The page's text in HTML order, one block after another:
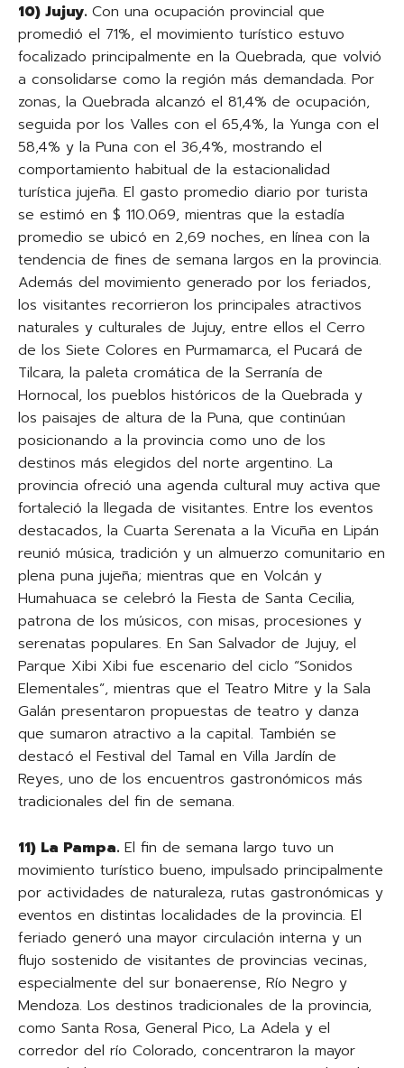
10) Jujuy. Con una ocupación provincial que
promedió el 71%, el movimiento turístico estuvo
focalizado principalmente en la Quebrada, que volvió
a consolidarse como la región más demandada. Por
zonas, la Quebrada alcanzó el 81,4% de ocupación,
seguida por los Valles con el 65,4%, la Yunga con el
58,4% y la Puna con el 36,4%, mostrando el
comportamiento habitual de la estacionalidad
turística jujeña. El gasto promedio diario por turista
se estimó en $ 110.069, mientras que la estadía
promedio se ubicó en 2,69 noches, en línea con la
tendencia de fines de semana largos en la provincia.
Además del movimiento generado por los feriados,
los visitantes recorrieron los principales atractivos
naturales y culturales de Jujuy, entre ellos el Cerro
de los Siete Colores en Purmamarca, el Pucará de
Tilcara, la paleta cromática de la Serranía de
Hornocal, los pueblos históricos de la Quebrada y
los paisajes de altura de la Puna, que continúan
posicionando a la provincia como uno de los
destinos más elegidos del norte argentino. La
provincia ofreció una agenda cultural muy activa que
fortaleció la llegada de visitantes. Entre los eventos
destacados, la Cuarta Serenata a la Vicuña en Lipán
reunió música, tradición y un almuerzo comunitario en
plena puna jujeña; mientras que en Volcán y
Humahuaca se celebró la Fiesta de Santa Cecilia,
patrona de los músicos, con misas, procesiones y
serenatas populares. En San Salvador de Jujuy, el
Parque Xibi Xibi fue escenario del ciclo “Sonidos
Elementales”, mientras que el Teatro Mitre y la Sala
Galán presentaron propuestas de teatro y danza
que sumaron atractivo a la capital. También se
destacó el Festival del Tamal en Villa Jardín de
Reyes, uno de los encuentros gastronómicos más
tradicionales del fin de semana.
11) La Pampa. El fin de semana largo tuvo un
movimiento turístico bueno, impulsado principalmente
por actividades de naturaleza, rutas gastronómicas y
eventos en distintas localidades de la provincia. El
feriado generó una mayor circulación interna y un
flujo sostenido de visitantes de provincias vecinas,
especialmente del sur bonaerense, Río Negro y
Mendoza. Los destinos tradicionales de la provincia,
como Santa Rosa, General Pico, La Adela y el
corredor del río Colorado, concentraron la mayor